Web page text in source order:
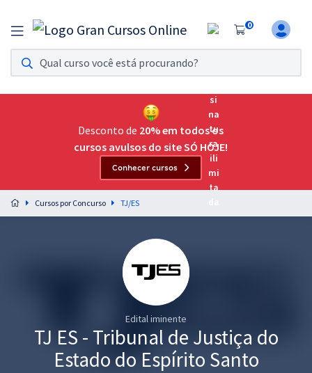
0
Assinatura Ilimitada 11
Acesso a todos os cursos. Teste grátis por 7 dias!
Assinatura OAB Até Passar
Acesso ilimitado a toda preparação para o Exame da
Preparação completa e intensiva para as principais
residências em saúde do Brasil
Graduação
Desconto de 20% em todos os
cursos avulsos do site SÓ HOJE!
Conhecer cursos
Cursos por Concurso TJ/ES
Edital iminente
TJ ES - Tribunal de Justiça do
Estado do Espírito Santo